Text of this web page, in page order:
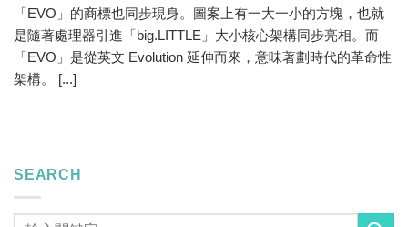
「EVO」的商標也同步現身。圖案上有一大一小的方塊，也就
是隨著處理器引進「big.LITTLE」大小核心架構同步亮相。而
「EVO」是從英文 Evolution 延伸而來，意味著劃時代的革命性
架構。 [...]
SEARCH